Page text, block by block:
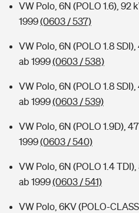
VW Polo, 6N (POLO 1.6), 92
1999(0603 / 537)
VW Polo, 6N (POLO 1.8
ab 1999(0603 / 538)
VW Polo, 6N (POLO 1.8
ab 1999(0603 / 539)
VW Polo, 6N (POLO 1.9D),
1999(0603 / 540)
VW Polo, 6N (POLO 1.4
ab 1999(0603 / 541)
VW Polo, 6KV (POLO-